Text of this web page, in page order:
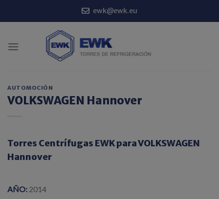
ewk@ewk.eu
AUTOMOCIÓN
VOLKSWAGEN Hannover
Torres Centrífugas EWK para VOLKSWAGEN
Hannover
AÑO: 2014